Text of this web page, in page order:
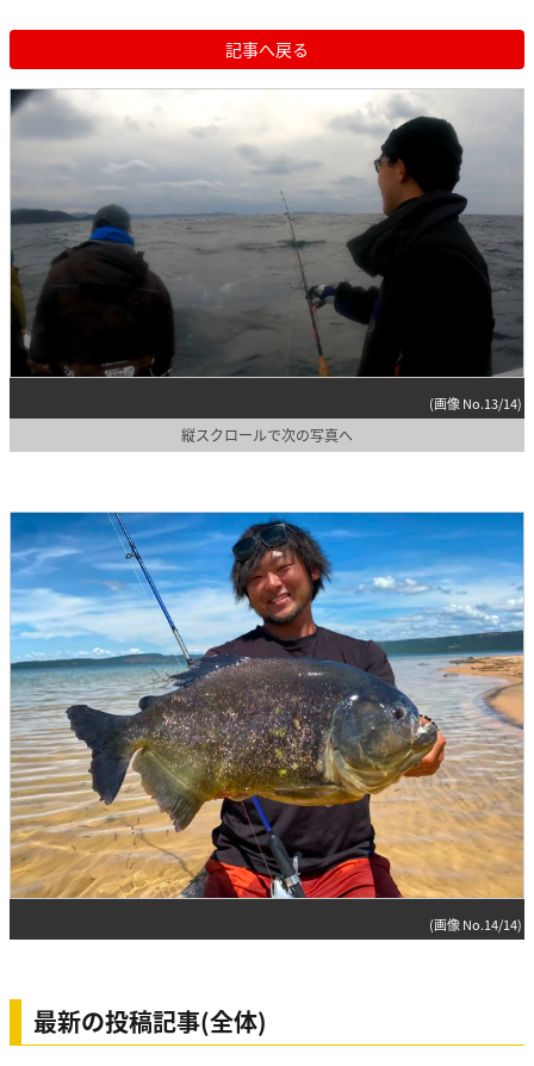
記事へ戻る
(画像 No.13/14)
縦スクロールで次の写真へ
(画像 No.14/14)
最新の投稿記事(全体)